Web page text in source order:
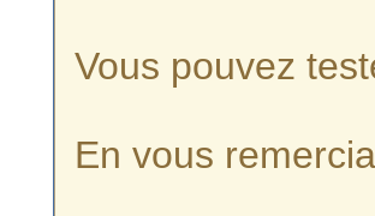
Vous pouvez
En vous